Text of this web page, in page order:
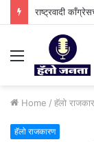
Menu
Home / हॅलो
हॅलो राजकारण